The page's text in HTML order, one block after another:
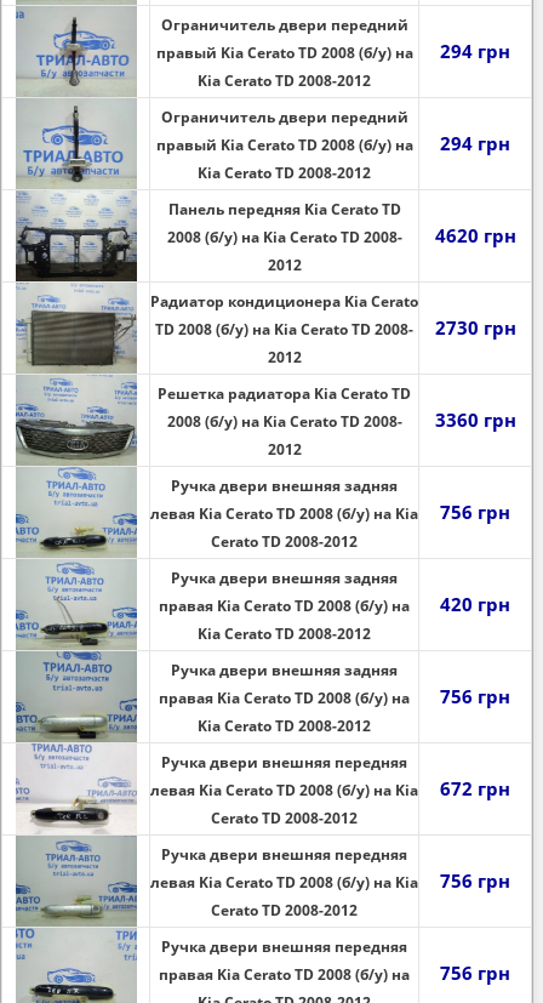
Ограничитель двери передний
правый Kia Cerato TD 2008 (б/у) на
Kia Cerato TD 2008-2012
294 грн
Ограничитель двери передний
правый Kia Cerato TD 2008 (б/у) на
Kia Cerato TD 2008-2012
294 грн
Панель передняя Kia Cerato TD
2008 (б/у) на Kia Cerato TD 2008-
2012
4620 грн
Радиатор кондиционера Kia Cerato
TD 2008 (б/у) на Kia Cerato TD 2008-
2012
2730 грн
Решетка радиатора Kia Cerato TD
2008 (б/у) на Kia Cerato TD 2008-
2012
3360 грн
Ручка двери внешняя задняя
левая Kia Cerato TD 2008 (б/у) на Kia
Cerato TD 2008-2012
756 грн
Ручка двери внешняя задняя
правая Kia Cerato TD 2008 (б/у) на
Kia Cerato TD 2008-2012
420 грн
Ручка двери внешняя задняя
правая Kia Cerato TD 2008 (б/у) на
Kia Cerato TD 2008-2012
756 грн
Ручка двери внешняя передняя
левая Kia Cerato TD 2008 (б/у) на Kia
Cerato TD 2008-2012
672 грн
Ручка двери внешняя передняя
левая Kia Cerato TD 2008 (б/у) на Kia
Cerato TD 2008-2012
756 грн
Ручка двери внешняя передняя
правая Kia Cerato TD 2008 (б/у) на
756 грн